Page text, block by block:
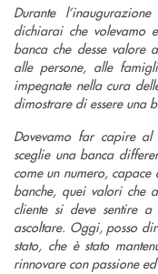
Durante
dichiarai che volevamo
banca che desse valore
alle persone, alle
impegnate nella cura
dimostrare di essere una
Dovevamo far capire
sceglie una banca
come un numero,
banche, quei valori che
cliente si deve sentire
ascoltare. Oggi, posso
stato, che è stato
rinnovare con passione